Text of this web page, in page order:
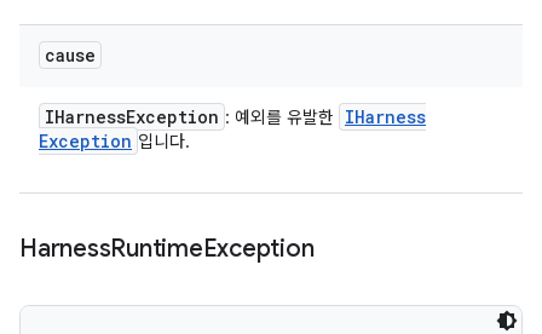
cause
IHarnessException : 예외를 유발한
IHarness
Exception 입니다.
HarnessRuntimeException